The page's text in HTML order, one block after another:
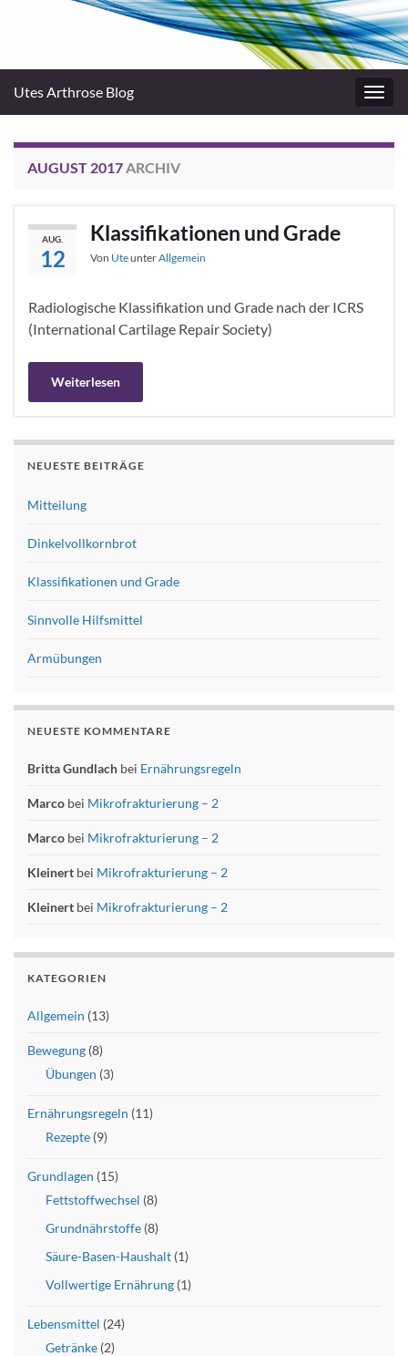
Utes Arthrose Blog
AUGUST 2017ARCHIV
AUG.
12
Klassifikationen und Grade
Von UteunterAllgemein
Radiologische Klassifikation und Grade nach der ICRS
(International Cartilage Repair Society)
Weiterlesen
NEUESTE BEITRÄGE
Mitteilung
Dinkelvollkornbrot
Klassifikationen und Grade
Sinnvolle Hilfsmittel
Armübungen
NEUESTE KOMMENTARE
Britta Gundlach bei Ernährungsregeln
Marco bei Mikrofrakturierung – 2
Marco bei Mikrofrakturierung – 2
Kleinert bei Mikrofrakturierung – 2
Kleinert bei Mikrofrakturierung – 2
KATEGORIEN
Allgemein (13)
Bewegung (8)
Übungen (3)
Ernährungsregeln (11)
Rezepte (9)
Grundlagen (15)
Fettstoffwechsel (8)
Grundnährstoffe (8)
Säure-Basen-Haushalt (1)
Vollwertige Ernährung (1)
Lebensmittel (24)
Getränke (2)